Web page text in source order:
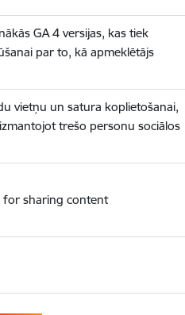
GA 4 versijas, kas tiek
par to, kā apmeklētājs
vietņu un satura koplietošanai,
trešo personu sociālos
for sharing content